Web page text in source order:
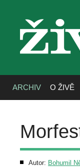
ARCHIV O ŽIVĚ
Autor: Bohumil